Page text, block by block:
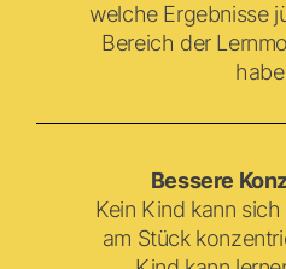
welche Ergebnisse
Bereich der
Bessere
Kein Kind kann
am Stück